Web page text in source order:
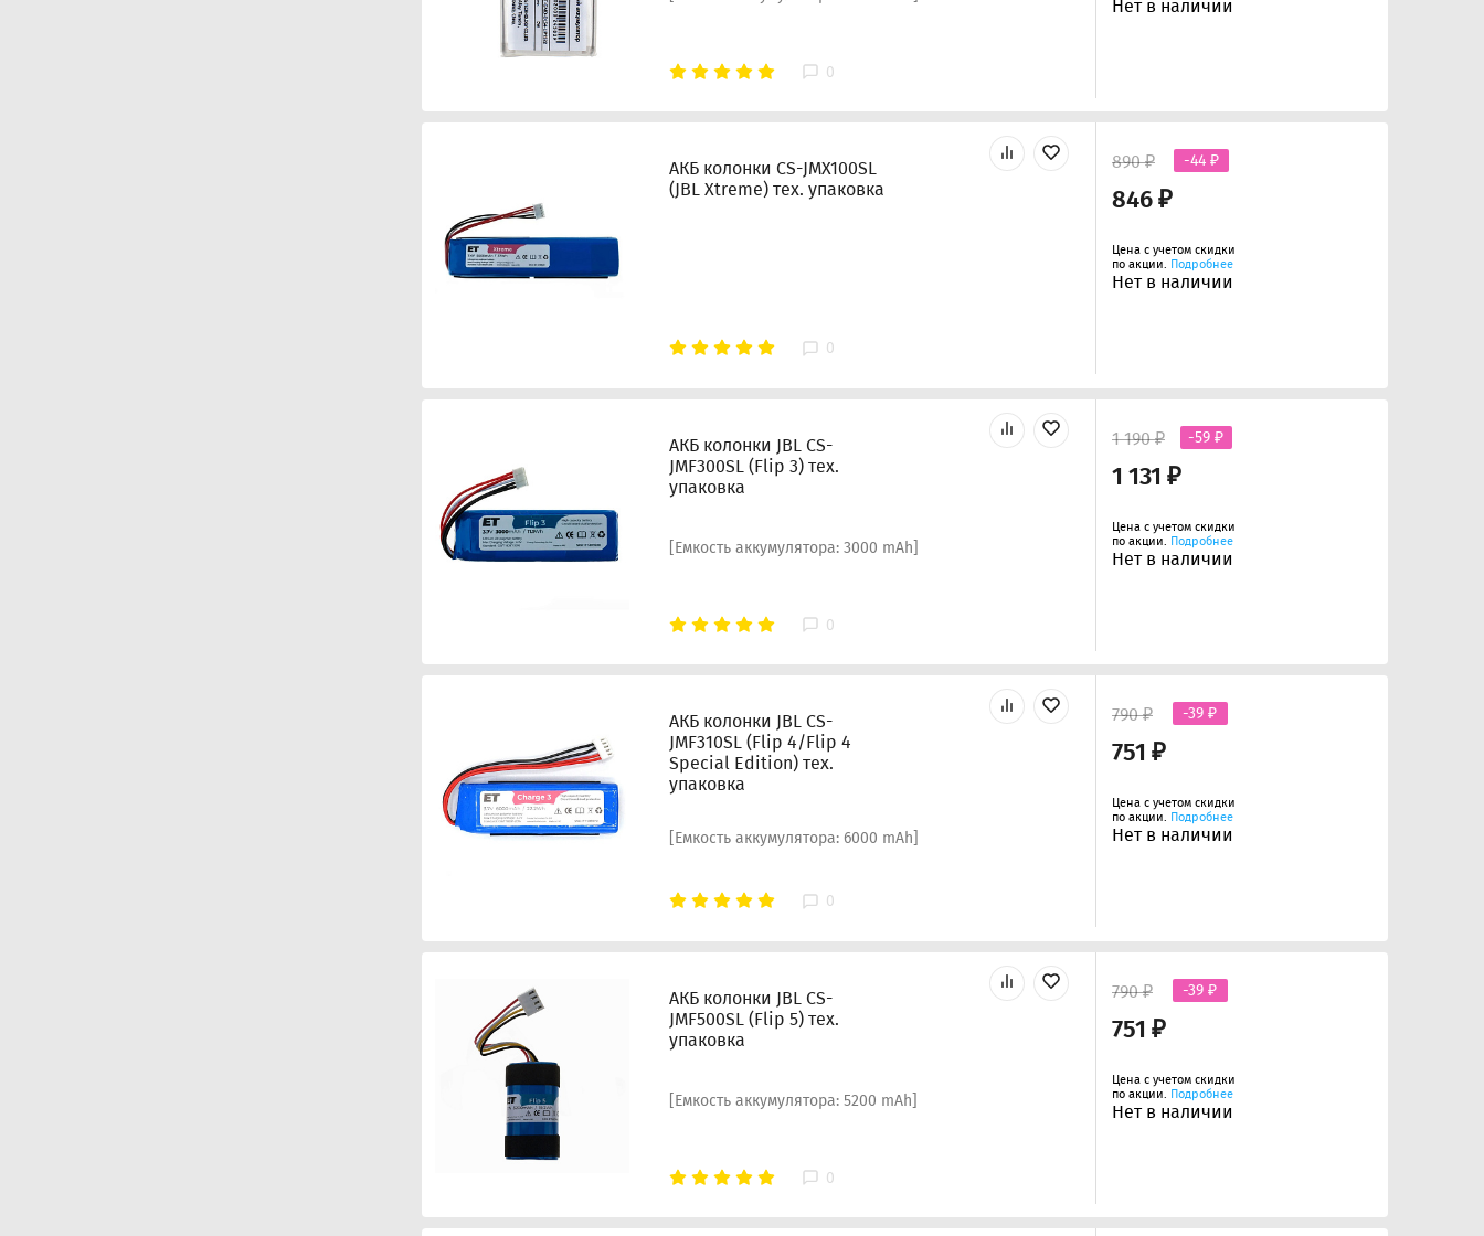
0
Нет в наличии
АКБ колонки CS-JMX100SL
(JBL Xtreme) тех. упаковка
0
846 ₽
890 ₽ -44 ₽
Цена с учетом скидки
по акции. Подробнее
Нет в наличии
АКБ колонки JBL CS-
JMF300SL (Flip 3) тех.
упаковка
[Емкость аккумулятора: 3000 mAh]
0
1 131 ₽
1 190 ₽ -59 ₽
Цена с учетом скидки
по акции. Подробнее
Нет в наличии
АКБ колонки JBL CS-
JMF310SL (Flip 4/Flip 4
Special Edition) тех.
упаковка
[Емкость аккумулятора: 6000 mAh]
0
751 ₽
790 ₽ -39 ₽
Цена с учетом скидки
по акции. Подробнее
Нет в наличии
АКБ колонки JBL CS-
JMF500SL (Flip 5) тех.
упаковка
[Емкость аккумулятора: 5200 mAh]
0
751 ₽
790 ₽ -39 ₽
Цена с учетом скидки
по акции. Подробнее
Нет в наличии